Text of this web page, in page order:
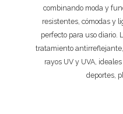
combinando moda y
resistentes, cómodas y
perfecto para uso diario.
tratamiento
rayos UV y UVA,
deportes,